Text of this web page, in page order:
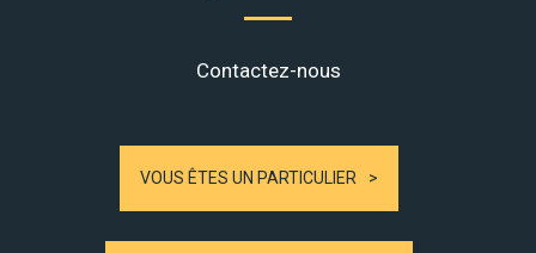
Contactez-nous
VOUS ÊTES UN PARTICULIER